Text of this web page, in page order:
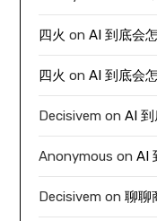
四火 onAI 到底会
四火 onAI 到底会
Decisivem onAI
Anonymous onAI
Decisivem on聊聊